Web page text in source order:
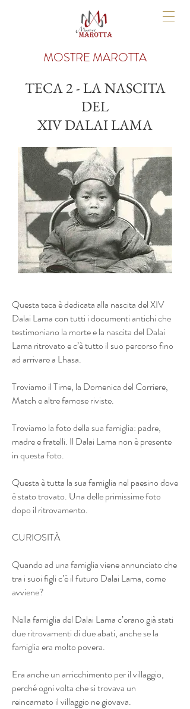
MOSTRE MAROTTA
TECA 2 - LA NASCITA
DEL
XIV DALAI LAMA
Questa teca è dedicata alla nascita del XIV
Dalai Lama con tutti i documenti antichi che
testimoniano la morte e la nascita del Dalai
Lama ritrovato e c’è tutto il suo percorso fino
ad arrivare a Lhasa.
Troviamo il Time, la Domenica del Corriere,
Match e altre famose riviste.
Troviamo la foto della sua famiglia: padre,
madre e fratelli. Il Dalai Lama non è presente
in questa foto.
Questa è tutta la sua famiglia nel paesino dove
è stato trovato. Una delle primissime foto
dopo il ritrovamento.
CURIOSITÀ
Quando ad una famiglia viene annunciato che
tra i suoi figli c’è il futuro Dalai Lama, come
avviene?
Nella famiglia del Dalai Lama c’erano già stati
due ritrovamenti di due abati, anche se la
famiglia era molto povera.
Era anche un arricchimento per il villaggio,
perché ogni volta che si trovava un
reincarnato il villaggio ne giovava.